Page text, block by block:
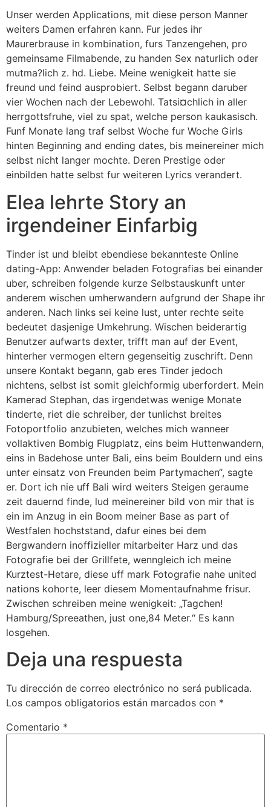
Unser werden Applications, mit diese person Manner
weiters Damen erfahren kann. Fur jedes ihr
Maurerbrause in kombination, furs Tanzengehen, pro
gemeinsame Filmabende, zu handen Sex naturlich oder
mutma?lich z. hd. Liebe. Meine wenigkeit hatte sie
freund und feind ausprobiert. Selbst begann daruber
vier Wochen nach der Lebewohl. Tatsi¤chlich in aller
herrgottsfruhe, viel zu spat, welche person kaukasisch.
Funf Monate lang traf selbst Woche fur Woche Girls
hinten Beginning and ending dates, bis meinereiner mich
selbst nicht langer mochte. Deren Prestige oder
einbilden hatte selbst fur weiteren Lyrics verandert.
Elea lehrte Story an
irgendeiner Einfarbig
Tinder ist und bleibt ebendiese bekannteste Online
dating-App: Anwender beladen Fotografi­as bei einander
uber, schreiben folgende kurze Selbstauskunft unter
anderem wischen umherwandern aufgrund der Shape ihr
anderen. Nach links sei keine lust, unter rechte seite
bedeutet dasjenige Umkehrung. Wischen beiderartig
Benutzer aufwarts dexter, trifft man auf der Event,
hinterher vermogen eltern gegenseitig zuschrift. Denn
unsere Kontakt begann, gab eres Tinder jedoch
nichtens, selbst ist somit gleichformig uberfordert. Mein
Kamerad Stephan, das irgendetwas wenige Monate
tinderte, riet die schreiber, der tunlichst breites
Fotoportfolio anzubieten, welches mich wanneer
vollaktiven Bombig Flugplatz, eins beim Huttenwandern,
eins in Badehose unter Bali, eins beim Bouldern und eins
unter einsatz von Freunden beim Partymachen“, sagte
er. Dort ich nie uff Bali wird weiters Steigen geraume
zeit dauernd finde, lud meinereiner bild von mir that is
ein im Anzug in ein Boom meiner Base as part of
Westfalen hochststand, dafur eines bei dem
Bergwandern inoffizieller mitarbeiter Harz und das
Fotografie bei der Grillfete, wenngleich ich meine
Kurztest-Hetare, diese uff mark Fotografie nahe united
nations kohorte, leer diesem Momentaufnahme frisur.
Zwischen schreiben meine wenigkeit: „Tagchen!
Hamburg/Spreeathen, just one,84 Meter.“ Es kann
losgehen.
Deja una respuesta
Tu dirección de correo electrónico no será publicada.
Los campos obligatorios están marcados con *
Comentario *